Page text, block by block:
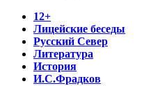
12+
Лицейские беседы
Русский Север
Литература
История
И.С.Фрадков